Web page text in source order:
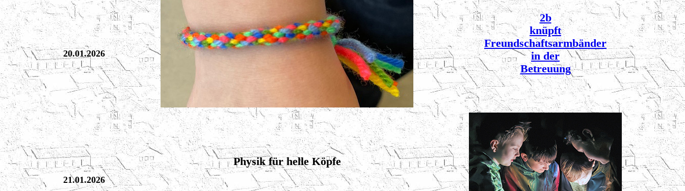
20.01.2026
2b
knüpft
Freundschaftsarmbänder
in der
Betreuung
21.01.2026
Physik für helle Köpfe